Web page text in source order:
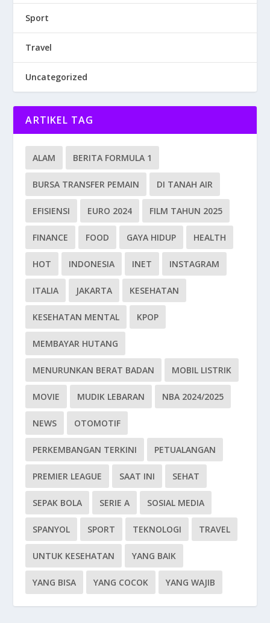
Sport
Travel
Uncategorized
ARTIKEL TAG
ALAM BERITA FORMULA 1
BURSA TRANSFER PEMAIN DI TANAH AIR
EFISIENSI EURO 2024 FILM TAHUN 2025
FINANCE FOOD GAYA HIDUP HEALTH
HOT INDONESIA INET INSTAGRAM
ITALIA JAKARTA KESEHATAN
KESEHATAN MENTAL KPOP
MEMBAYAR HUTANG
MENURUNKAN BERAT BADAN MOBIL LISTRIK
MOVIE MUDIK LEBARAN NBA 2024/2025
NEWS OTOMOTIF
PERKEMBANGAN TERKINI PETUALANGAN
PREMIER LEAGUE SAAT INI SEHAT
SEPAK BOLA SERIE A SOSIAL MEDIA
SPANYOL SPORT TEKNOLOGI TRAVEL
UNTUK KESEHATAN YANG BAIK
YANG BISA YANG COCOK YANG WAJIB